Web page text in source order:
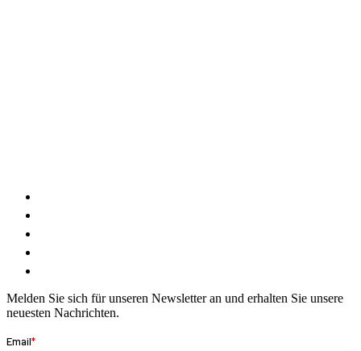
Melden Sie sich für unseren Newsletter an und erhalten Sie unsere
neuesten Nachrichten.